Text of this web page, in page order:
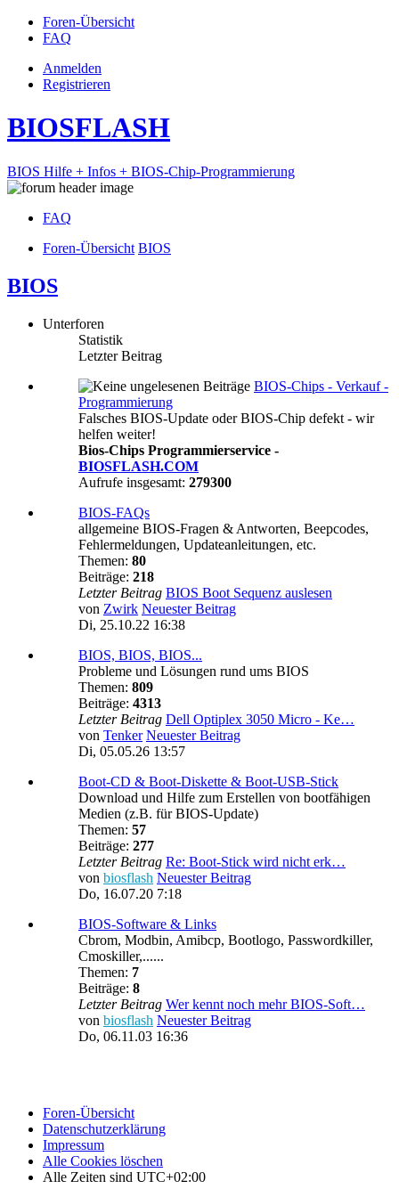
Foren-Übersicht
FAQ
Anmelden
Registrieren
BIOSFLASH
BIOS Hilfe + Infos + BIOS-Chip-Programmierung
FAQ
Foren-Übersicht BIOS
BIOS
Unterforen
Statistik
Letzter Beitrag
BIOS-Chips - Verkauf -
Programmierung
Falsches BIOS-Update oder BIOS-Chip defekt - wir
helfen weiter!
Bios-Chips Programmierservice -
BIOSFLASH.COM
Aufrufe insgesamt: 279300
BIOS-FAQs
allgemeine BIOS-Fragen & Antworten, Beepcodes,
Fehlermeldungen, Updateanleitungen, etc.
Themen: 80
Beiträge: 218
Letzter Beitrag BIOS Boot Sequenz auslesen
von Zwirk Neuester Beitrag
Di, 25.10.22 16:38
BIOS, BIOS, BIOS...
Probleme und Lösungen rund ums BIOS
Themen: 809
Beiträge: 4313
Letzter Beitrag Dell Optiplex 3050 Micro - Ke…
von Tenker Neuester Beitrag
Di, 05.05.26 13:57
Boot-CD & Boot-Diskette & Boot-USB-Stick
Download und Hilfe zum Erstellen von bootfähigen
Medien (z.B. für BIOS-Update)
Themen: 57
Beiträge: 277
Letzter Beitrag Re: Boot-Stick wird nicht erk…
von biosflash Neuester Beitrag
Do, 16.07.20 7:18
BIOS-Software & Links
Cbrom, Modbin, Amibcp, Bootlogo, Passwordkiller,
Cmoskiller,......
Themen: 7
Beiträge: 8
Letzter Beitrag Wer kennt noch mehr BIOS-Soft…
von biosflash Neuester Beitrag
Do, 06.11.03 16:36
Foren-Übersicht
Datenschutzerklärung
Impressum
Alle Cookies löschen
Alle Zeiten sind UTC+02:00